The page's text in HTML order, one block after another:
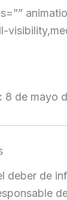
8 de mayo
deber de